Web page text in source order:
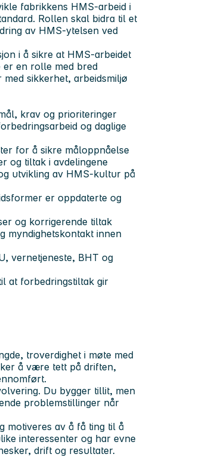
fabrikkens HMS-arbeid i
Rollen skal bidra til et
av HMS-ytelsen ved
i å sikre at HMS-arbeidet
er en rolle med bred
sikkerhet, arbeidsmiljø
krav og prioriteringer
og daglige
for å sikre måloppnåelse
og tiltak i avdelingene
utvikling av HMS-kultur på
er oppdaterte og
og korrigerende tiltak
myndighetskontakt innen
vernetjeneste, BHT og
at forbedringstiltak gir
troverdighet i møte med
å være tett på driften,
Du bygger tillit, men
problemstillinger når
motiveres av å få ting til å
interessenter og har evne
drift og resultater.